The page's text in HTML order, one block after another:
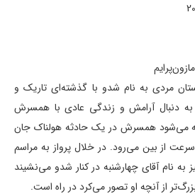
مردی به نام شدو با گذشته‌ای تاریک و
به دنبال آرامش و زندگی عادی با همسرش
می‌شود همسرش در یک حادثه هولناک جان
از بین می‌رود. در خلال پرواز به مراسم
به نام آقای چهارشنبه در کنار شدو می‌نشیند
از آنچه او تصور می‌کرد در راه است.